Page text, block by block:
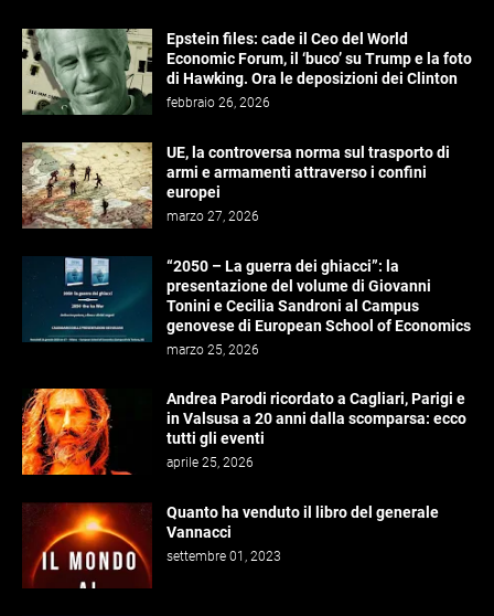
Epstein files: cade il Ceo del World
Economic Forum, il ‘buco’ su Trump e la foto
di Hawking. Ora le deposizioni dei Clinton
febbraio 26, 2026
UE, la controversa norma sul trasporto di
armi e armamenti attraverso i confini
europei
marzo 27, 2026
“2050 – La guerra dei ghiacci”: la
presentazione del volume di Giovanni
Tonini e Cecilia Sandroni al Campus
genovese di European School of Economics
marzo 25, 2026
Andrea Parodi ricordato a Cagliari, Parigi e
in Valsusa a 20 anni dalla scomparsa: ecco
tutti gli eventi
aprile 25, 2026
Quanto ha venduto il libro del generale
Vannacci
settembre 01, 2023